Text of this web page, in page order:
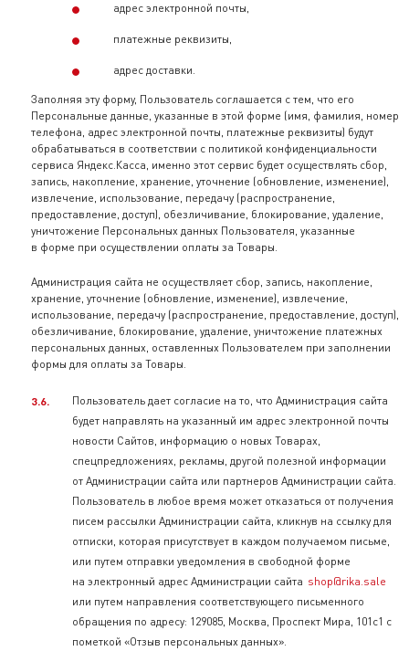
адрес электронной почты,
платежные реквизиты,
адрес доставки.
Заполняя эту форму, Пользователь соглашается с тем, что его
Персональные данные, указанные в этой форме (имя, фамилия, номер
телефона, адрес электронной почты, платежные реквизиты) будут
обрабатываться в соответствии с политикой конфиденциальности
сервиса Яндекс.Касса, именно этот сервис будет осуществлять сбор,
запись, накопление, хранение, уточнение (обновление, изменение),
извлечение, использование, передачу (распространение,
предоставление, доступ), обезличивание, блокирование, удаление,
уничтожение Персональных данных Пользователя, указанные
в форме при осуществлении оплаты за Товары.
Администрация сайта не осуществляет сбор, запись, накопление,
хранение, уточнение (обновление, изменение), извлечение,
использование, передачу (распространение, предоставление, доступ),
обезличивание, блокирование, удаление, уничтожение платежных
персональных данных, оставленных Пользователем при заполнении
формы для оплаты за Товары.
Пользователь дает согласие на то, что Администрация сайта
будет направлять на указанный им адрес электронной почты
новости Сайтов, информацию о новых Товарах,
спецпредложениях, рекламы, другой полезной информации
от Администрации сайта или партнеров Администрации сайта.
Пользователь в любое время может отказаться от получения
писем рассылки Администрации сайта, кликнув на ссылку для
отписки, которая присутствует в каждом получаемом письме,
или путем отправки уведомления в свободной форме
на электронный адрес Администрации сайта shop@rika.sale
или путем направления соответствующего письменного
обращения по адресу: 129085, Москва, Проспект Мира, 101с1 с
пометкой «Отзыв персональных данных».